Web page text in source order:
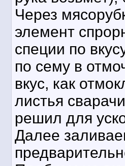
Через
элемент
специи по
по сему в
вкус, как
листья
решил для
Далее